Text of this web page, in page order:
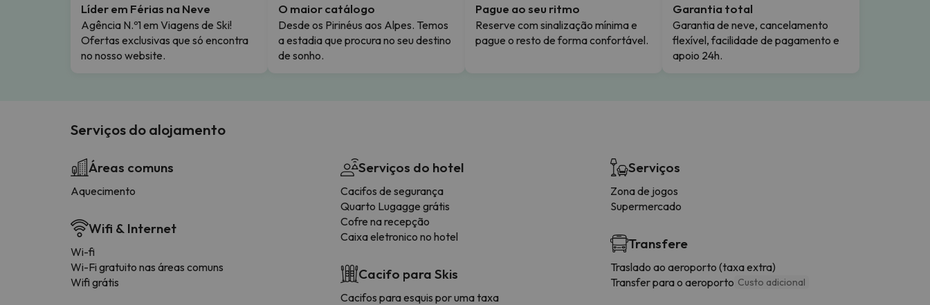
Líder em Férias na Neve
Agência N.º1 em Viagens de Ski!
Ofertas exclusivas que só encontra
no nosso website.
O maior catálogo
Desde os Pirinéus aos Alpes. Temos
a estadia que procura no seu destino
de sonho.
Pague ao seu ritmo
Reserve com sinalização mínima e
pague o resto de forma confortável.
Garantia total
Garantia de neve, cancelamento
flexível, facilidade de pagamento e
apoio 24h.
Serviços do alojamento
Áreas comuns
Aquecimento
Wifi & Internet
Wi-fi
Wi-Fi gratuito nas áreas comuns
Wifi grátis
Serviços do hotel
Cacifos de segurança
Quarto Lugagge grátis
Cofre na recepção
Caixa eletronico no hotel
Cacifo para Skis
Cacifos para esquis por uma taxa
Serviços
Zona de jogos
Supermercado
Transfere
Traslado ao aeroporto (taxa extra)
Transfer para o aeroporto Custo adicional